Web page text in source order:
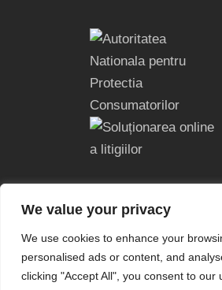
We value your privacy
We use cookies to enhance your
personalised ads or content, and
clicking "Accept All", you consent to our
COPYRIGHT © 2004
EDITURA